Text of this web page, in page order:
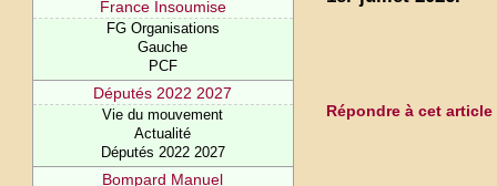
France Insoumise
FG Organisations
Gauche
PCF
Députés 2022 2027
Vie du mouvement
Actualité
Députés 2022 2027
Bompard Manuel
Répondre à cet article